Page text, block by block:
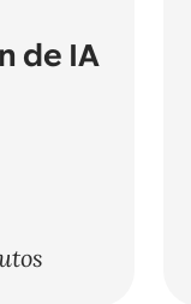
de IA